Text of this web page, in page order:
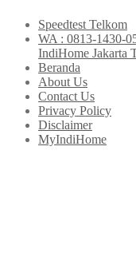
Speedtest Telkom
WA : 0813-1430-
IndiHome Jakarta
Beranda
About Us
Contact Us
Privacy Policy
Disclaimer
MyIndiHome